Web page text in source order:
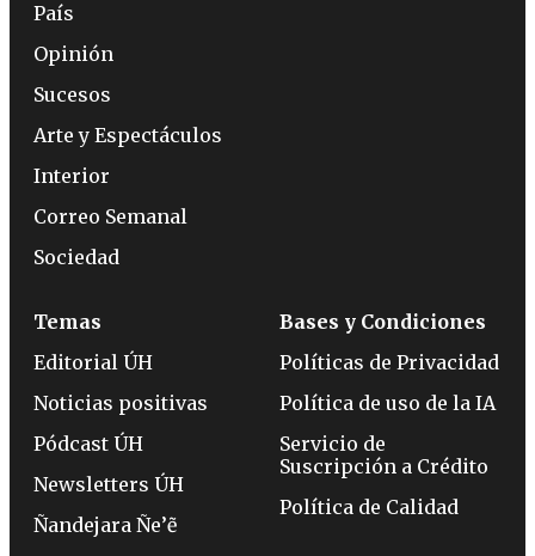
País
Opinión
Sucesos
Arte y Espectáculos
Interior
Correo Semanal
Sociedad
Temas
Editorial ÚH
Noticias positivas
Pódcast ÚH
Newsletters ÚH
Ñandejara Ñe’ẽ
Bases y Condiciones
Políticas de Privacidad
Política de uso de la IA
Servicio de
Suscripción a Crédito
Política de Calidad